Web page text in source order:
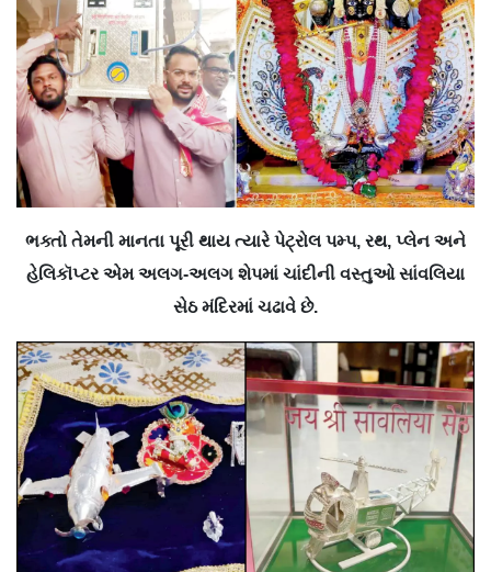
ભક્તો તેમની માનતા પૂરી થાય ત્યારે પેટ્રોલ પમ્પ, રથ, પ્લેન અને
હેલિકૉપ્ટર એમ અલગ-અલગ શેપમાં ચાંદીની વસ્તુઓ સાંવલિયા
સેઠ મંદિરમાં ચઢાવે છે.